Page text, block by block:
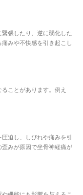
張したり、逆に弱化した
みや不快感を引き起こし
ことがあります。例え
迫し、しびれや痛みを引
みが原因で坐骨神経痛が